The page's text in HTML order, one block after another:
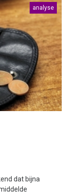
analyse
dat bijna